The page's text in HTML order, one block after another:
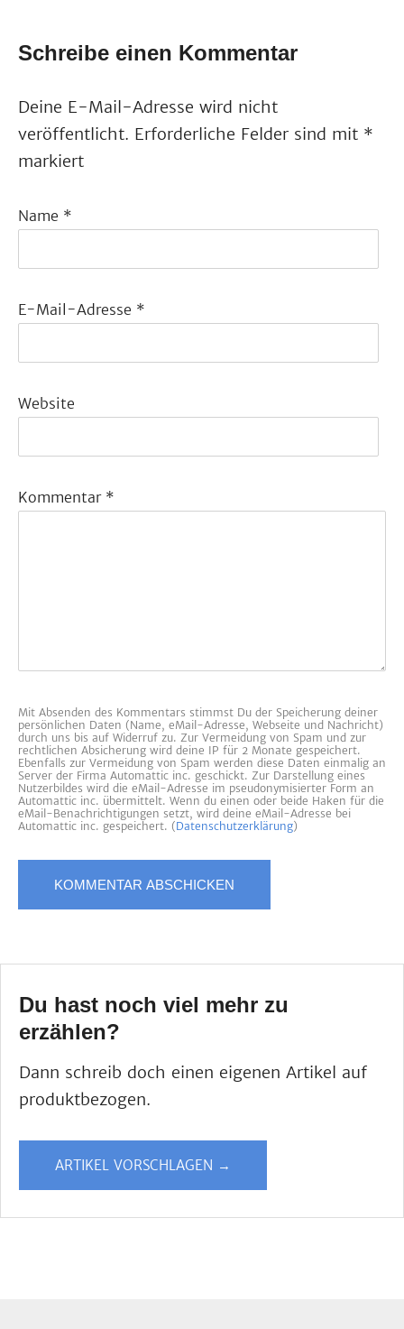
Schreibe einen Kommentar
Deine E-Mail-Adresse wird nicht
veröffentlicht. Erforderliche Felder sind mit *
markiert
Name *
E-Mail-Adresse *
Website
Kommentar *
Mit Absenden des Kommentars stimmst Du der Speicherung deiner
persönlichen Daten (Name, eMail-Adresse, Webseite und Nachricht)
durch uns bis auf Widerruf zu. Zur Vermeidung von Spam und zur
rechtlichen Absicherung wird deine IP für 2 Monate gespeichert.
Ebenfalls zur Vermeidung von Spam werden diese Daten einmalig an
Server der Firma Automattic inc. geschickt. Zur Darstellung eines
Nutzerbildes wird die eMail-Adresse im pseudonymisierter Form an
Automattic inc. übermittelt. Wenn du einen oder beide Haken für die
eMail-Benachrichtigungen setzt, wird deine eMail-Adresse bei
Automattic inc. gespeichert. (Datenschutzerklärung)
Du hast noch viel mehr zu
erzählen?
Dann schreib doch einen eigenen Artikel auf
produktbezogen.
ARTIKEL VORSCHLAGEN →